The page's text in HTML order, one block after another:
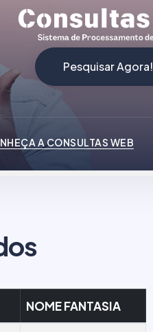
Pesquisar Agora!
A CONSULTAS WEB
NOME FANTASIA